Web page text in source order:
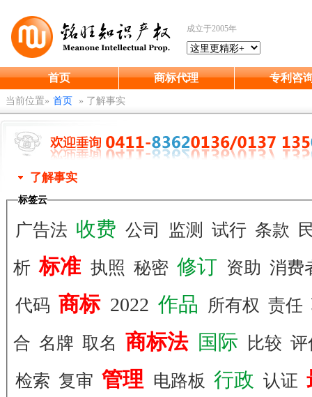
成立于2005年
首页 商标代理 专利咨
当前位置» 首页 » 了解事实
了解事实
标签云
广告法 收费 公司 监测 试行 条款
析 标准 执照 秘密 修订 资助 消费
代码 商标 2022 作品 所有权 责任
合 名牌 取名 商标法 国际 比较
检索 复审 管理 电路板 行政 认证